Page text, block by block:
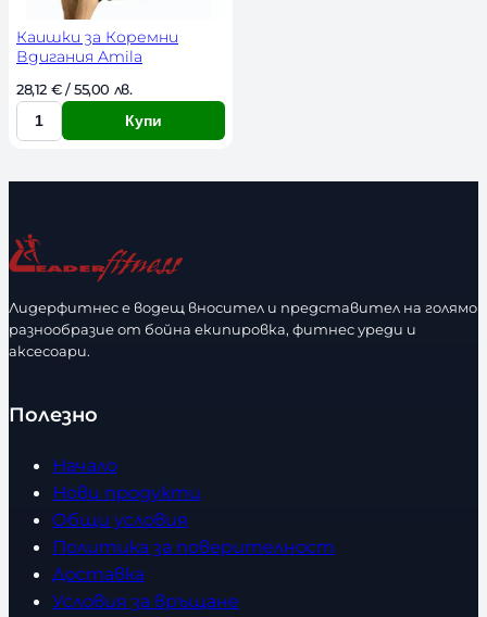
Каишки за Коремни
Вдигания Amila
28,12 € / 55,00 лв.
К
л
ч
е
т
в
Купи
Лидерфитнес е водещ вносител и представител на голямо
разнообразие от бойна екипировка, фитнес уреди и
аксесоари.
Полезно
Начало
Нови продукти
Общи условия
Политика за поверителност
Доставка
Условия за връщане